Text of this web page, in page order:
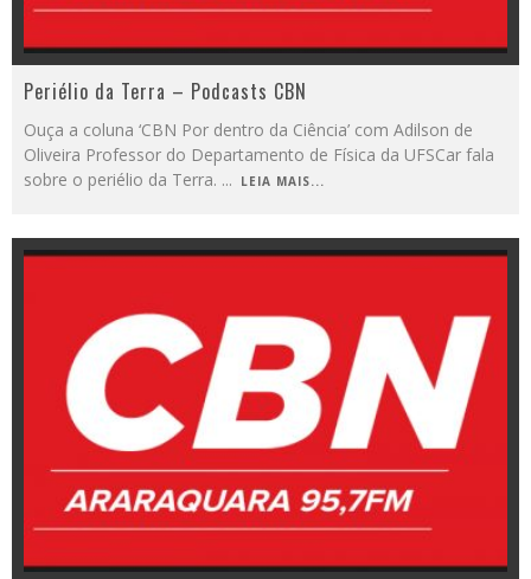
Periélio da Terra – Podcasts CBN
Ouça a coluna ‘CBN Por dentro da Ciência’ com Adilson de
Oliveira Professor do Departamento de Física da UFSCar fala
sobre o periélio da Terra. ... LEIA MAIS...